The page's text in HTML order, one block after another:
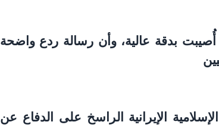
بدقة عالية، وأن رسالة ردع واضحة
الإيرانية الراسخ على الدفاع عن